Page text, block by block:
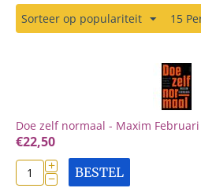
Sorteer op populariteit 15
Doe zelf normaal - Maxim Februari
€22,50
+
− BESTEL